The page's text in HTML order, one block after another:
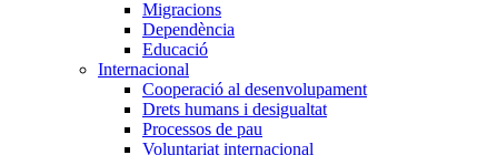
Migracions
Dependència
Educació
Internacional
Cooperació al desenvolupament
Drets humans i desigualtat
Processos de pau
Voluntariat internacional